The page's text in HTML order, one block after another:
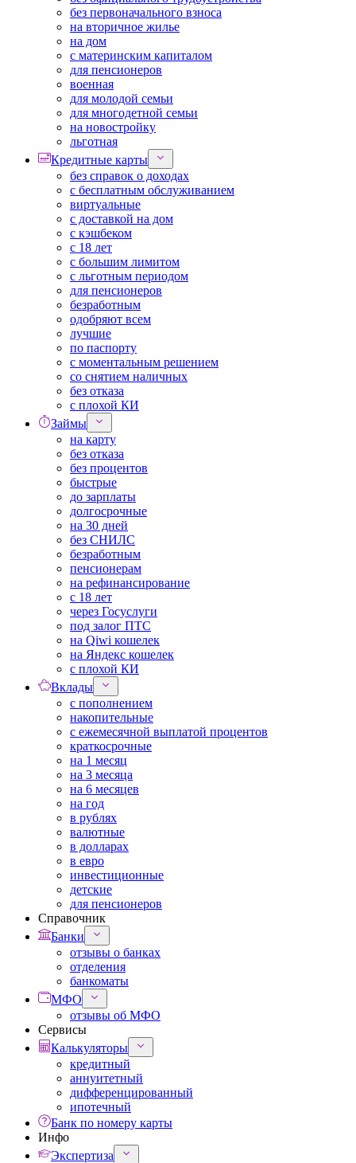
без первоначального взноса
на вторичное жилье
на дом
с материнским капиталом
для пенсионеров
военная
для молодой семьи
для многодетной семьи
на новостройку
льготная
Кредитные карты
без справок о доходах
с бесплатным обслуживанием
виртуальные
с доставкой на дом
с кэшбеком
с 18 лет
с большим лимитом
с льготным периодом
для пенсионеров
безработным
одобряют всем
лучшие
по паспорту
с моментальным решением
со снятием наличных
без отказа
с плохой КИ
Займы
на карту
без отказа
без процентов
быстрые
до зарплаты
долгосрочные
на 30 дней
без СНИЛС
безработным
пенсионерам
на рефинансирование
с 18 лет
через Госуслуги
под залог ПТС
на Qiwi кошелек
на Яндекс кошелек
с плохой КИ
Вклады
с пополнением
накопительные
с ежемесячной выплатой процентов
краткосрочные
на 1 месяц
на 3 месяца
на 6 месяцев
на год
в рублях
валютные
в долларах
в евро
инвестиционные
детские
для пенсионеров
Справочник
Банки
отзывы о банках
отделения
банкоматы
МФО
отзывы об МФО
Сервисы
Калькуляторы
кредитный
аннуитетный
дифференцированный
ипотечный
Банк по номеру карты
Инфо
Экспертиза